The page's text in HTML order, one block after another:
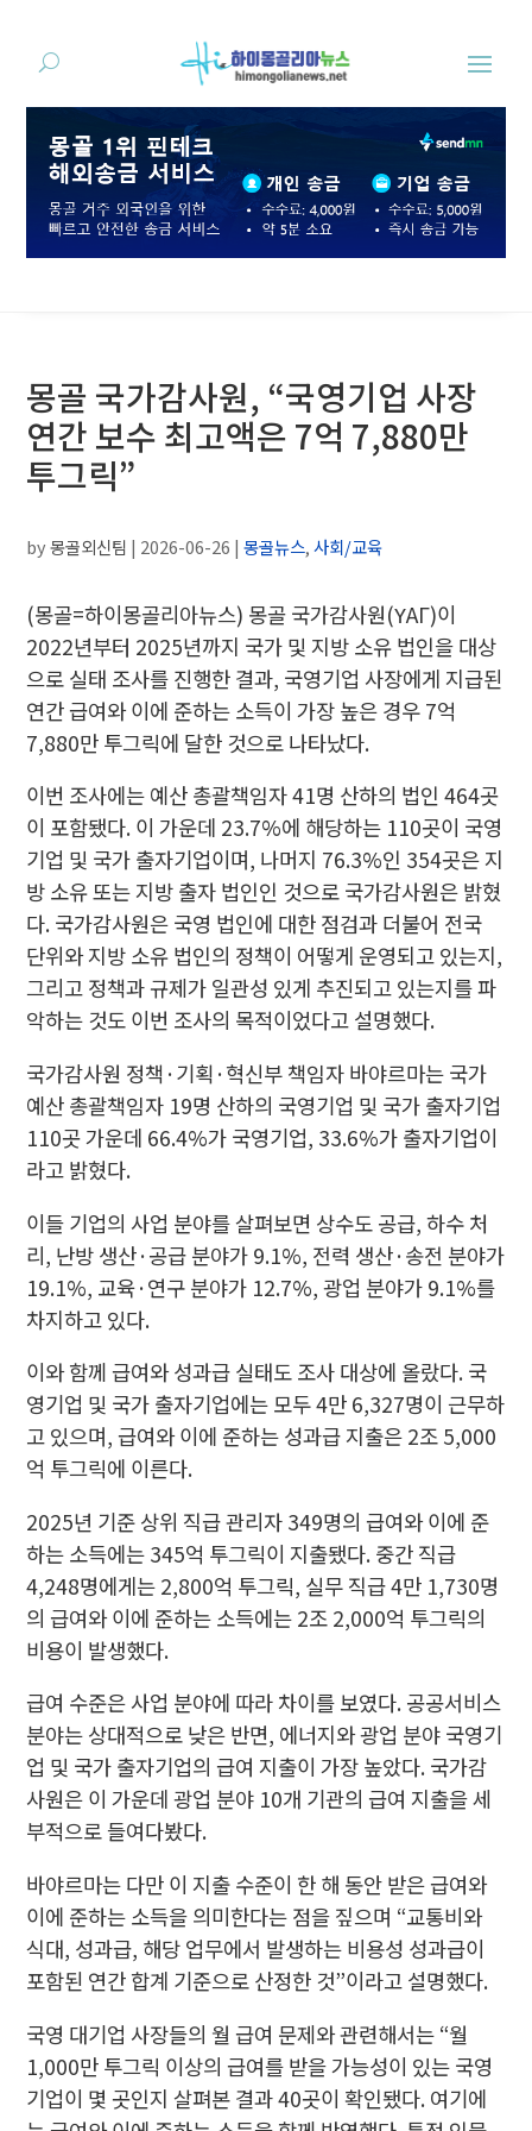
몽골 국가감사원, “국영기업 사장
연간 보수 최고액은 7억 7,880만
투그릭”
by몽골외신팀 | 2026-06-26 |몽골뉴스,사회/교육
(몽골=하이몽골리아뉴스) 몽골 국가감사원(ҮАГ)이
2022년부터 2025년까지 국가 및 지방 소유 법인을 대상
으로 실태 조사를 진행한 결과, 국영기업 사장에게 지급된
연간 급여와 이에 준하는 소득이 가장 높은 경우 7억
7,880만 투그릭에 달한 것으로 나타났다.
이번 조사에는 예산 총괄책임자 41명 산하의 법인 464곳
이 포함됐다. 이 가운데 23.7%에 해당하는 110곳이 국영
기업 및 국가 출자기업이며, 나머지 76.3%인 354곳은 지
방 소유 또는 지방 출자 법인인 것으로 국가감사원은 밝혔
다. 국가감사원은 국영 법인에 대한 점검과 더불어 전국
단위와 지방 소유 법인의 정책이 어떻게 운영되고 있는지,
그리고 정책과 규제가 일관성 있게 추진되고 있는지를 파
악하는 것도 이번 조사의 목적이었다고 설명했다.
국가감사원 정책·기획·혁신부 책임자 바야르마는 국가
예산 총괄책임자 19명 산하의 국영기업 및 국가 출자기업
110곳 가운데 66.4%가 국영기업, 33.6%가 출자기업이
라고 밝혔다.
이들 기업의 사업 분야를 살펴보면 상수도 공급, 하수 처
리, 난방 생산·공급 분야가 9.1%, 전력 생산·송전 분야가
19.1%, 교육·연구 분야가 12.7%, 광업 분야가 9.1%를
차지하고 있다.
이와 함께 급여와 성과급 실태도 조사 대상에 올랐다. 국
영기업 및 국가 출자기업에는 모두 4만 6,327명이 근무하
고 있으며, 급여와 이에 준하는 성과급 지출은 2조 5,000
억 투그릭에 이른다.
2025년 기준 상위 직급 관리자 349명의 급여와 이에 준
하는 소득에는 345억 투그릭이 지출됐다. 중간 직급
4,248명에게는 2,800억 투그릭, 실무 직급 4만 1,730명
의 급여와 이에 준하는 소득에는 2조 2,000억 투그릭의
비용이 발생했다.
급여 수준은 사업 분야에 따라 차이를 보였다. 공공서비스
분야는 상대적으로 낮은 반면, 에너지와 광업 분야 국영기
업 및 국가 출자기업의 급여 지출이 가장 높았다. 국가감
사원은 이 가운데 광업 분야 10개 기관의 급여 지출을 세
부적으로 들여다봤다.
바야르마는 다만 이 지출 수준이 한 해 동안 받은 급여와
이에 준하는 소득을 의미한다는 점을 짚으며 “교통비와
식대, 성과급, 해당 업무에서 발생하는 비용성 성과급이
포함된 연간 합계 기준으로 산정한 것”이라고 설명했다.
국영 대기업 사장들의 월 급여 문제와 관련해서는 “월
1,000만 투그릭 이상의 급여를 받을 가능성이 있는 국영
기업이 몇 곳인지 살펴본 결과 40곳이 확인됐다. 여기에